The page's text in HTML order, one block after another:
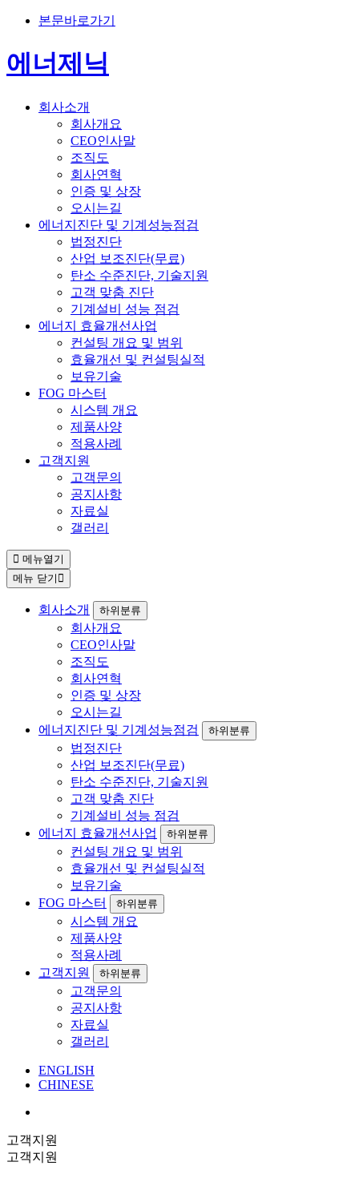
본문바로가기
에너제닉
회사소개
회사개요
CEO인사말
조직도
회사연혁
인증 및 상장
오시는길
에너지진단 및 기계성능점검
법정진단
산업 보조진단(무료)
탄소 수준진단, 기술지원
고객 맞춤 진단
기계설비 성능 점검
에너지 효율개선사업
컨설팅 개요 및 범위
효율개선 및 컨설팅실적
보유기술
FOG 마스터
시스템 개요
제품사양
적용사례
고객지원
고객문의
공지사항
자료실
갤러리
메뉴열기
메뉴 닫기
회사소개 하위분류
회사개요
CEO인사말
조직도
회사연혁
인증 및 상장
오시는길
에너지진단 및 기계성능점검
하위분류
법정진단
산업 보조진단(무료)
탄소 수준진단, 기술지원
고객 맞춤 진단
기계설비 성능 점검
에너지 효율개선사업
하위분류
컨설팅 개요 및 범위
효율개선 및 컨설팅실적
보유기술
FOG 마스터
하위분류
시스템 개요
제품사양
적용사례
고객지원
하위분류
고객문의
공지사항
자료실
갤러리
ENGLISH
CHINESE
고객지원
고객지원